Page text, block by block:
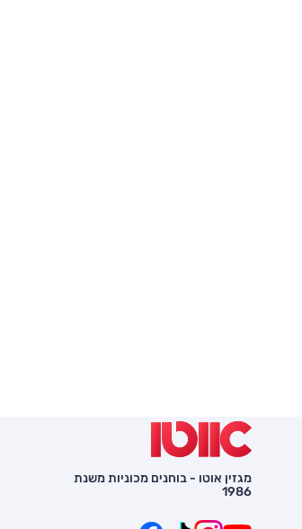
מגזין אוטו - בוחנים מכוניות משנת
1986